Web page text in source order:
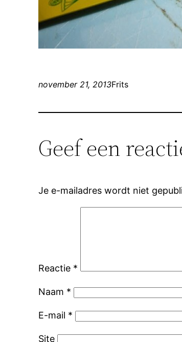
november 21, 2013Frits
Geef een
Je e-mailadres wordt niet
Reactie *
Naam *
E-mail *
Site